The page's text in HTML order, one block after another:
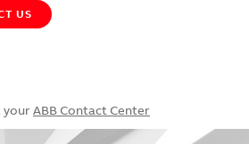
US
your ABB Contact Center